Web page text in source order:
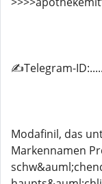
✍️Telegram-
Modafinil, das
Markennamen